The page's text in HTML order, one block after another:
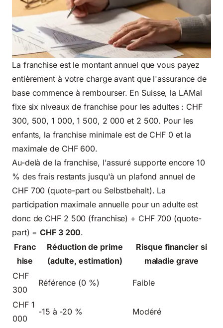
La franchise est le montant annuel que vous payez
entièrement à votre charge avant que l'assurance de
base commence à rembourser. En Suisse, la LAMal
fixe six niveaux de franchise pour les adultes : CHF
300, 500, 1 000, 1 500, 2 000 et 2 500. Pour les
enfants, la franchise minimale est de CHF 0 et la
maximale de CHF 600.
Au-delà de la franchise, l'assuré supporte encore 10
% des frais restants jusqu'à un plafond annuel de
CHF 700 (quote-part ou Selbstbehalt). La
participation maximale annuelle pour un adulte est
donc de CHF 2 500 (franchise) + CHF 700 (quote-
part) =CHF 3 200.
Franc
hise
Réduction de prime
(adulte, estimation)
Risque financier si
maladie grave
CHF
300
Référence (0 %) Faible
CHF 1
000
-15 à -20 % Modéré